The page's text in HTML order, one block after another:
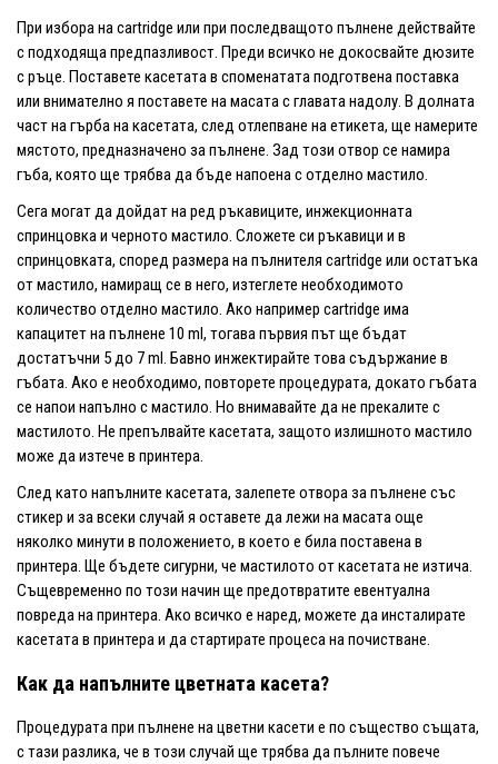
При избора на cartridge или при последващото пълнене действайте
с подходяща предпазливост. Преди всичко не докосвайте дюзите
с ръце. Поставете касетата в споменатата подготвена поставка
или внимателно я поставете на масата с главата надолу. В долната
част на гърба на касетата, след отлепване на етикета, ще намерите
мястото, предназначено за пълнене. Зад този отвор се намира
гъба, която ще трябва да бъде напоена с отделно мастило.
Сега могат да дойдат на ред ръкавиците, инжекционната
спринцовка и черното мастило. Сложете си ръкавици и в
спринцовката, според размера на пълнителя cartridge или остатъка
от мастило, намиращ се в него, изтеглете необходимото
количество отделно мастило. Ако например cartridge има
капацитет на пълнене 10 ml, тогава първия път ще бъдат
достатъчни 5 до 7 ml. Бавно инжектирайте това съдържание в
гъбата. Ако е необходимо, повторете процедурата, докато гъбата
се напои напълно с мастило. Но внимавайте да не прекалите с
мастилото. Не препълвайте касетата, защото излишното мастило
може да изтече в принтера.
След като напълните касетата, залепете отвора за пълнене със
стикер и за всеки случай я оставете да лежи на масата още
няколко минути в положението, в което е била поставена в
принтера. Ще бъдете сигурни, че мастилото от касетата не изтича.
Същевременно по този начин ще предотвратите евентуална
повреда на принтера. Ако всичко е наред, можете да инсталирате
касетата в принтера и да стартирате процеса на почистване.
Как да напълните цветната касета?
Процедурата при пълнене на цветни касети е по същество същата,
с тази разлика, че в този случай ще трябва да пълните повече